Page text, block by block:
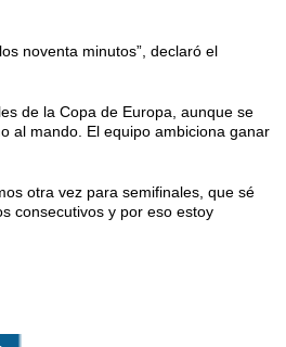
noventa minutos”, declaró el
de la Copa de Europa, aunque se
al mando. El equipo ambiciona ganar
otra vez para semifinales, que sé
consecutivos y por eso estoy